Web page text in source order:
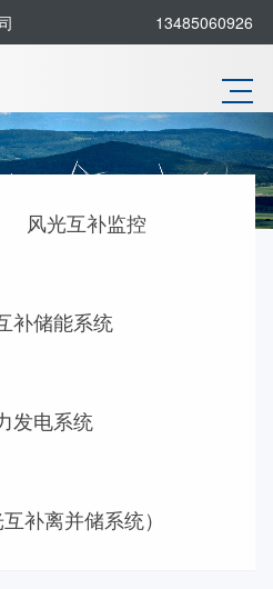
13485060926
风光互补监控
补储能系统
发电系统
补离并储系统）